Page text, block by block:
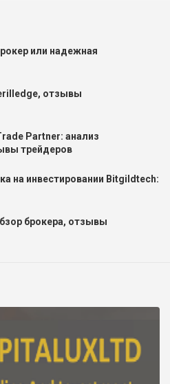
или надежная
отзывы
Partner: анализ
трейдеров
на инвестировании Bitgildtech:
брокера, отзывы